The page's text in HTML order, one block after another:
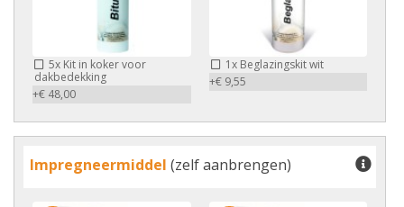
5x Kit in koker voor
dakbedekking
+€ 48,00
1xBeglazingskit wit
+€ 9,55
Impregneermiddel (zelf aanbrengen)